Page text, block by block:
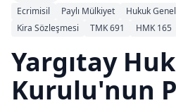
Ecrimisil Paylı Mülkiyet Hukuk
Kira Sözleşmesi
TMK 691 HMK 165
Yargıtay
Kurulu'nun